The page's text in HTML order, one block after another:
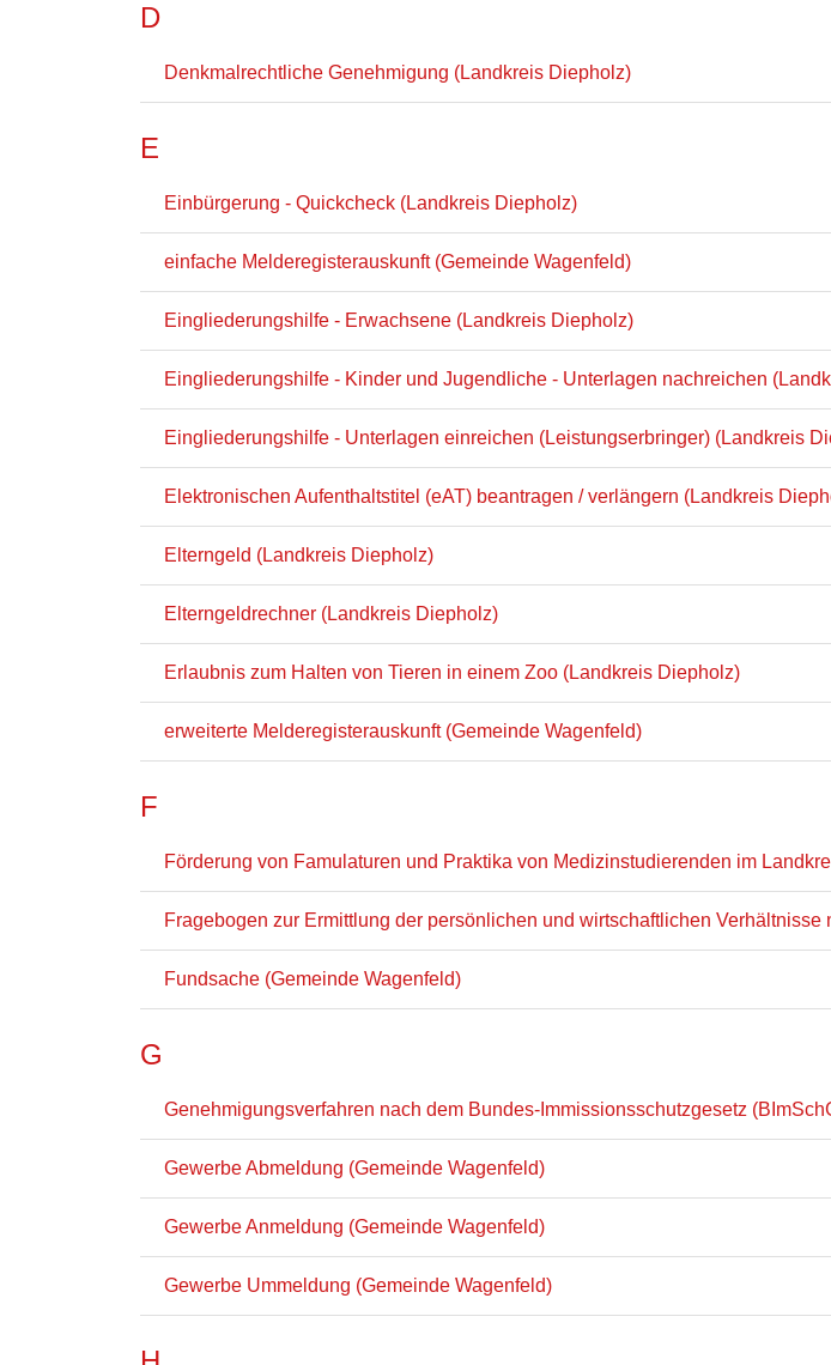
D
Denkmalrechtliche Genehmigung (Landkreis Diepholz)
E
Einbürgerung - Quickcheck (Landkreis Diepholz)
einfache Melderegisterauskunft (Gemeinde Wagenfeld)
Eingliederungshilfe - Erwachsene (Landkreis Diepholz)
Eingliederungshilfe - Kinder und Jugendliche - Unterlagen nachreichen
Eingliederungshilfe - Unterlagen einreichen (Leistungserbringer) (Landkreis
Elektronischen Aufenthaltstitel (eAT) beantragen / verlängern (Landkreis
Elterngeld (Landkreis Diepholz)
Elterngeldrechner (Landkreis Diepholz)
Erlaubnis zum Halten von Tieren in einem Zoo (Landkreis Diepholz)
erweiterte Melderegisterauskunft (Gemeinde Wagenfeld)
F
Förderung von Famulaturen und Praktika von Medizinstudierenden im
Fragebogen zur Ermittlung der persönlichen und wirtschaftlichen
Fundsache (Gemeinde Wagenfeld)
G
Genehmigungsverfahren nach dem Bundes-Immissionsschutzgesetz
Gewerbe Abmeldung (Gemeinde Wagenfeld)
Gewerbe Anmeldung (Gemeinde Wagenfeld)
Gewerbe Ummeldung (Gemeinde Wagenfeld)